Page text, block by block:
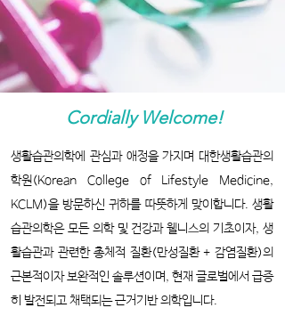
Cordially Welcome!
생활습관의학에 관심과 애정을 가지며 대한생활습관의
학원(Korean College of Lifestyle Medicine,
KCLM)을 방문하신 귀하를 따뜻하게 맞이합니다. 생활
습관의학은 모든 의학 및 건강과 웰니스의 기초이자, 생
활습관과 관련한 총체적 질환(만성질환 + 감염질환)의
근본적이자 보완적인 솔루션이며, 현재 글로벌에서 급증
히 발전되고 채택되는 근거기반 의학입니다.